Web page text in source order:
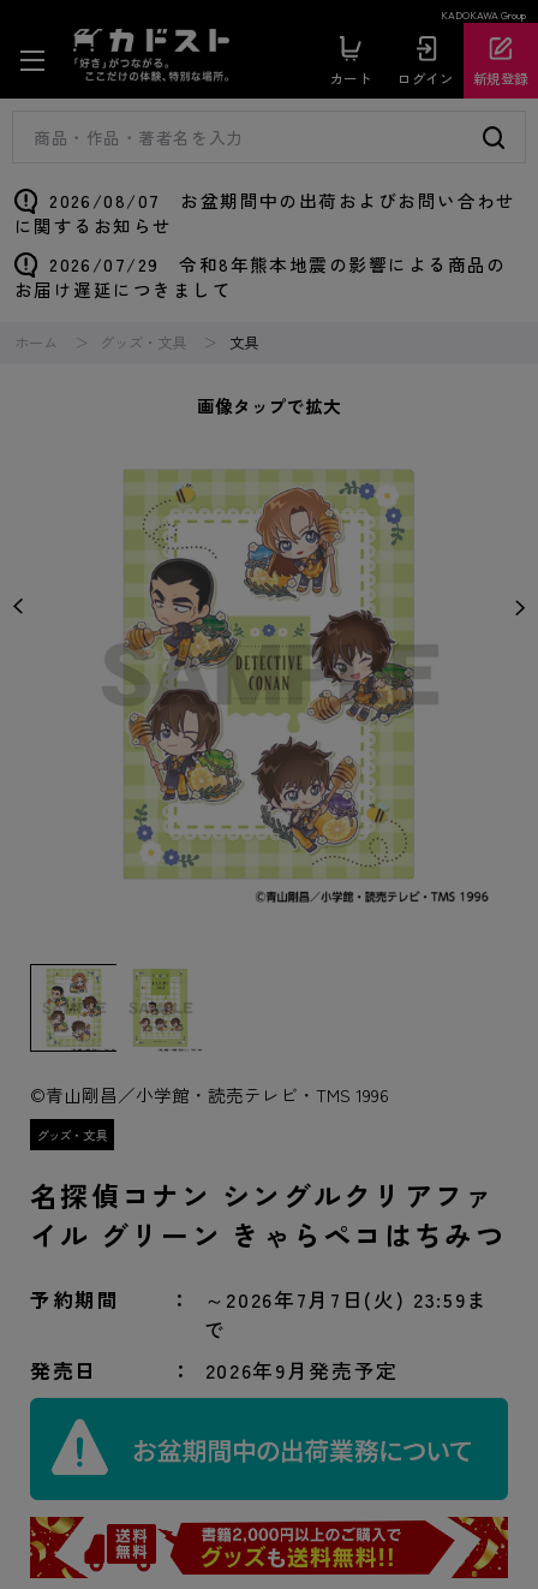
KADOKAWA Group
カート ログイン 新規登録
2026/08/07 お盆期間中の出荷およびお問い合わせ
に関するお知らせ
2026/07/29 令和8年熊本地震の影響による商品の
お届け遅延につきまして
ホーム グッズ・文具 文具
画像タップで拡大
©青山剛昌／小学館・読売テレビ・TMS 1996
名探偵コナン シングルクリアファ
イル グリーン きゃらペコはちみつ
予約期間
～2026年7月7日(火) 23:59ま
で
発売日
2026年9月発売予定